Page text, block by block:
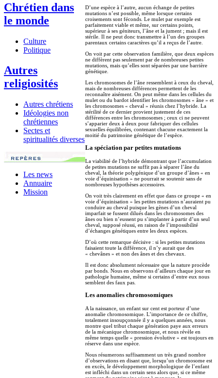
Chrétien dans
le monde
Culture
Politique
Autres
religiosités
Autres chrétiens
Idéologies non
chrétiennes
Sectes et
spiritualités diverses
Les news
Annuaire
Mission
D’une espèce à l’autre, aucun échange de petites
mutations n’est possible, même lorsque certains
croisements sont féconds. Le mulet par exemple est
parfaitement viable et même, sur certains points,
supérieur à ses géniteurs, l’âne et la jument ; mais il est
stérile. Il ne peut donc transmettre à l’un des groupes
parentaux certains caractères qu’il a reçus de l’autre.
On voit par cette observation familière, que deux espèces
ne diffèrent pas seulement par de nombreuses petites
mutations, mais qu’elles sont séparées par une barrière
génétique.
Les chromosomes de l’âne ressemblent à ceux du cheval,
mais de nombreuses différences permettent de les
reconnaître aisément. On peut même dans les cellules du
mulet ou du bardot identifier les chromosomes « âne » et
les chromosomes « cheval » réunis chez l’hybride. La
stérilité de ce dernier provient justement de ces
différences entre les chromosomes ; ceux ci ne peuvent
s’apparier deux à deux pour fabriquer des cellules
sexuelles équilibrées, contenant chacune exactement la
moitié du patrimoine génétique de l’espèce.
La spéciation par petites mutations
La viabilité de l’hybride démontrant que l’accumulation
de petites mutations ne suffit pas à séparer l’âne du
cheval, la théorie polygénique d’un groupe d’ânes « en
voie d’équinisation » ne pourrait se soutenir sans de
nombreuses hypothèses accessoires.
On voit très clairement en effet que dans ce groupe « en
voie d’équinisation » les petites mutations n’auraient pu
conduire au cheval puisque les gènes d’un cheval
imparfait se fussent dilués dans les chromosomes des
ânes ou bien n’eussent pu s’implanter à partir d’un seul
cheval, supposé réussi, en raison de l’impossibilité
d’échanges génétiques entre les deux espèces.
D’où cette remarque décisive : si les petites mutations
faisaient toute la différence, il n’y aurait que des
« chevânes » et non des ânes et des chevaux.
Il est donc absolument nécessaire que la nature procède
par bonds. Nous en observons d’ailleurs chaque jour en
pathologie humaine, même si certains d’entre eux nous
semblent des faux pas.
Les anomalies chromosomiques
A la naissance, un enfant sur cent est porteur d’une
anomalie chromosomique. L’importance de ce chiffre,
totalement insoupçonnée il y a quelques années, nous
montre quel tribut chaque génération paye aux erreurs
de la mécanique chromosomique, et nous révèle en
même temps quelle « pression évolutive » est toujours en
réserve dans une espèce.
Nous résumerons suffisamment un très grand nombre
d’observations en disant que, lorsqu’un chromosome est
en excès, le développement morphologique de l’enfant
est infléchi dans un certain sens alors que, si ce même